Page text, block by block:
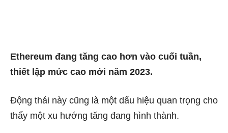
Ethereum đang tăng cao hơn vào cuối tuần,
thiết lập mức cao mới năm 2023.
Động thái này cũng là một dấu hiệu quan trọng cho
thấy một xu hướng tăng đang hình thành.